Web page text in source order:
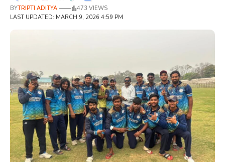
LAST UPDATED: MARCH 9, 2026 4:59 PM
BYTRIPTI ADITYA 473 VIEWS